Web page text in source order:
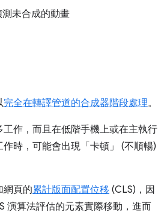
未合成的動畫
完全在轉譯管道的合成器階段處理。
作，而且在低階手機上或在主執行
時，可能會出現「卡頓」
(不順暢)
網頁的累計版面配置位移 (CLS)，因
演算法評估的元素實際移動，進而